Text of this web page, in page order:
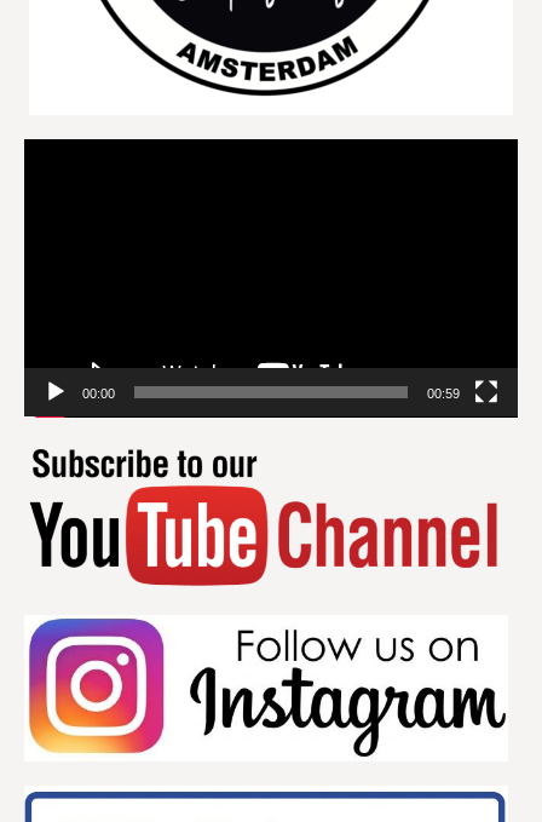
00:00 00:59